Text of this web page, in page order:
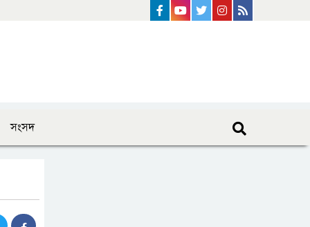
instagram
Twitter
Youtube
Facebook
সংসদ